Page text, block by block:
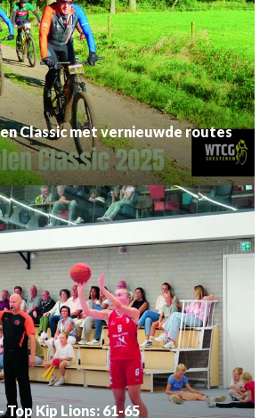
Vasser Heuvelen Classic met vernieuwde routes
Top Kip Lions: 61-65